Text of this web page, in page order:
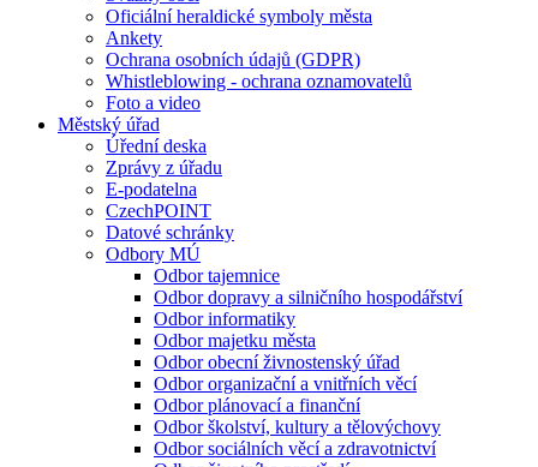
Oficiální heraldické symboly města
Ankety
Ochrana osobních údajů (GDPR)
Whistleblowing - ochrana oznamovatelů
Foto a video
Městský úřad
Úřední deska
Zprávy z úřadu
E-podatelna
CzechPOINT
Datové schránky
Odbory MÚ
Odbor tajemnice
Odbor dopravy a silničního hospodářství
Odbor informatiky
Odbor majetku města
Odbor obecní živnostenský úřad
Odbor organizační a vnitřních věcí
Odbor plánovací a finanční
Odbor školství, kultury a tělovýchovy
Odbor sociálních věcí a zdravotnictví